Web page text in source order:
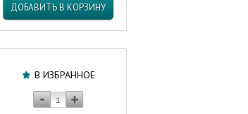
ДОБАВИТЬ В КОРЗИНУ
В ИЗБРАННОЕ